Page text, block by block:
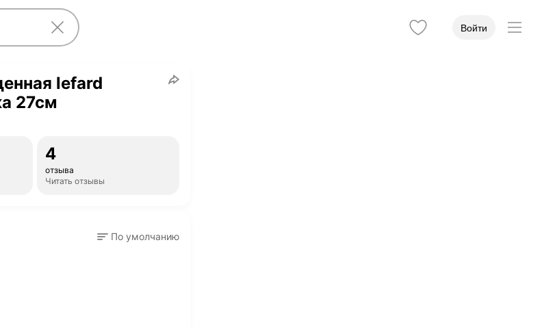
Войти
lefard
27см
4
отзыва
Читать отзывы
По умолчанию